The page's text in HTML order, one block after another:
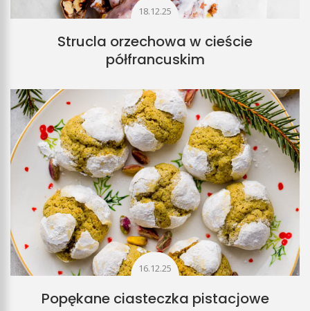
18.12.25
Strucla orzechowa w cieście
półfrancuskim
16.12.25
Popękane ciasteczka pistacjowe